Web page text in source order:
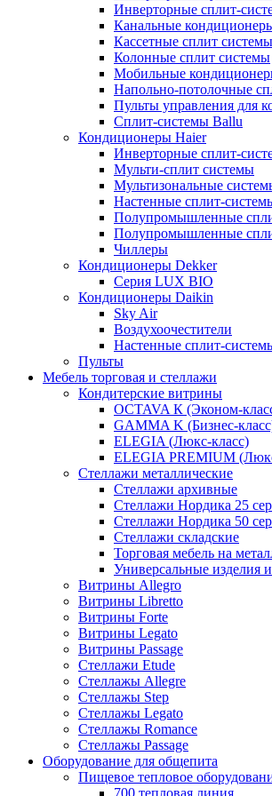
Инверторные сплит-
Канальные
Кассетные сплит
Колонные сплит системы
Мобильные
Напольно-потолочные
Пульты управления для
Сплит-системы Ballu
Кондиционеры Haier
Инверторные сплит-
Мульти-сплит системы
Мультизональные
Настенные сплит-
Полупромышленные
Полупромышленные
Чиллеры
Кондиционеры Dekker
Серия LUX BIO
Кондиционеры Daikin
Sky Air
Воздухоочестители
Настенные сплит-
Пульты
Мебель торговая и стеллажи
Кондитерские витрины
OCTAVA К (Эконом-
GAMMA K (Бизнес-
ELEGIA (Люкс-класс)
ELEGIA PREMIUM
Стеллажи металлические
Стеллажи архивные
Стеллажи Нордика 25
Стеллажи Нордика 50
Стеллажи складские
Торговая мебель на
Универсальные изделия
Витрины Allegro
Витрины Libretto
Витрины Forte
Витрины Legato
Витрины Passage
Стеллажи Etude
Стеллажы Allegre
Стеллажы Step
Стеллажы Legato
Стеллажы Romance
Стеллажы Passage
Оборудование для общепита
Пищевое тепловое
700 тепловая линия